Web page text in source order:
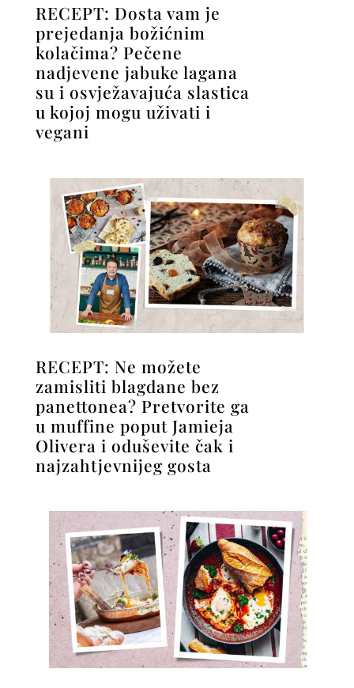
RECEPT: Dosta vam je
prejedanja božićnim
kolačima? Pečene
nadjevene jabuke lagana
su i osvježavajuća slastica
u kojoj mogu uživati i
vegani
RECEPT: Ne možete
zamisliti blagdane bez
panettonea? Pretvorite ga
u muffine poput Jamieja
Olivera i oduševite čak i
najzahtjevnijeg gosta